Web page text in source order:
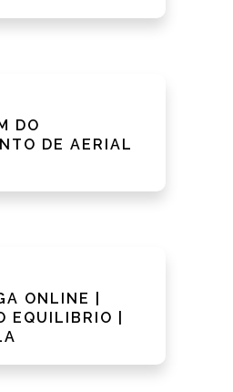
DO
DE AERIAL
ONLINE |
EQUILIBRIO |